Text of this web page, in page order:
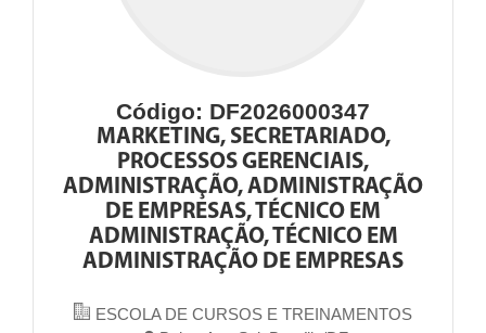
Código: DF2026000347
MARKETING, SECRETARIADO,
PROCESSOS GERENCIAIS,
ADMINISTRAÇÃO, ADMINISTRAÇÃO
DE EMPRESAS, TÉCNICO EM
ADMINISTRAÇÃO, TÉCNICO EM
ADMINISTRAÇÃO DE EMPRESAS
ESCOLA DE CURSOS E TREINAMENTOS